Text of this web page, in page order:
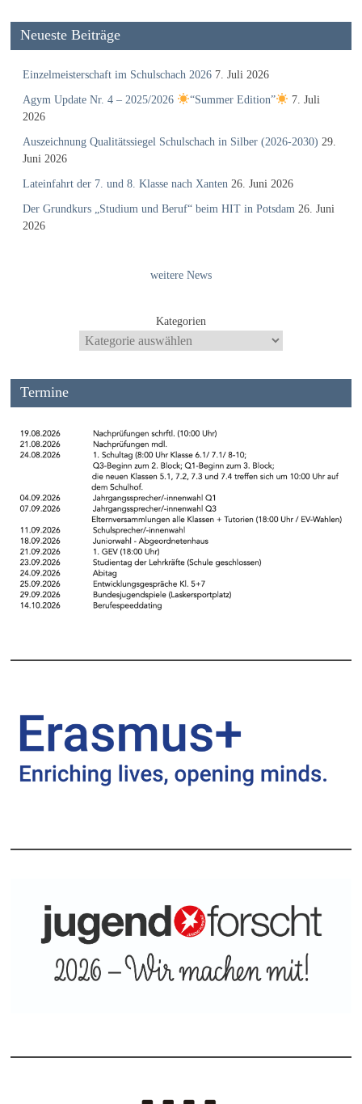
Neueste Beiträge
Einzelmeisterschaft im Schulschach 2026 7. Juli 2026
Agym Update Nr. 4 – 2025/2026 “Summer Edition”
7. Juli
2026
Auszeichnung Qualitätssiegel Schulschach in Silber (2026-2030) 29.
Juni 2026
Lateinfahrt der 7. und 8. Klasse nach Xanten 26. Juni 2026
Der Grundkurs „Studium und Beruf“ beim HIT in Potsdam 26. Juni
2026
weitere News
Kategorien
Termine